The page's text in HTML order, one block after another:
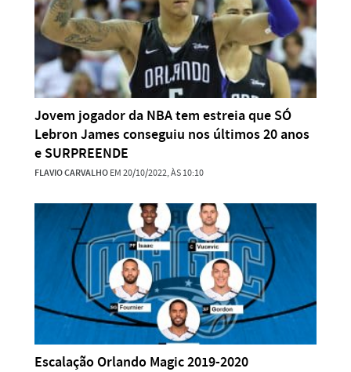
Jovem jogador da NBA tem estreia que SÓ
Lebron James conseguiu nos últimos 20 anos
e SURPREENDE
FLAVIO CARVALHOEM 20/10/2022, ÀS 10:10
Escalação Orlando Magic 2019-2020